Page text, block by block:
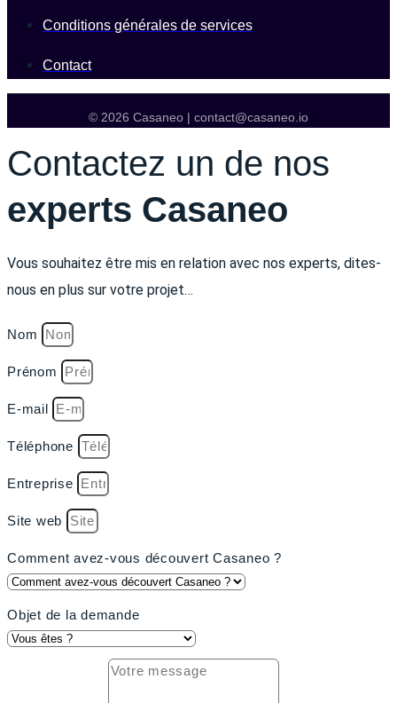
Conditions générales de services
Contact
© 2026 Casaneo | contact@casaneo.io
Contactez un de nos
experts Casaneo
Vous souhaitez être mis en relation avec nos experts, dites-
nous en plus sur votre projet…
Nom
Prénom
E-mail
Téléphone
Entreprise
Site web
Comment avez-vous découvert Casaneo ?
Objet de la demande